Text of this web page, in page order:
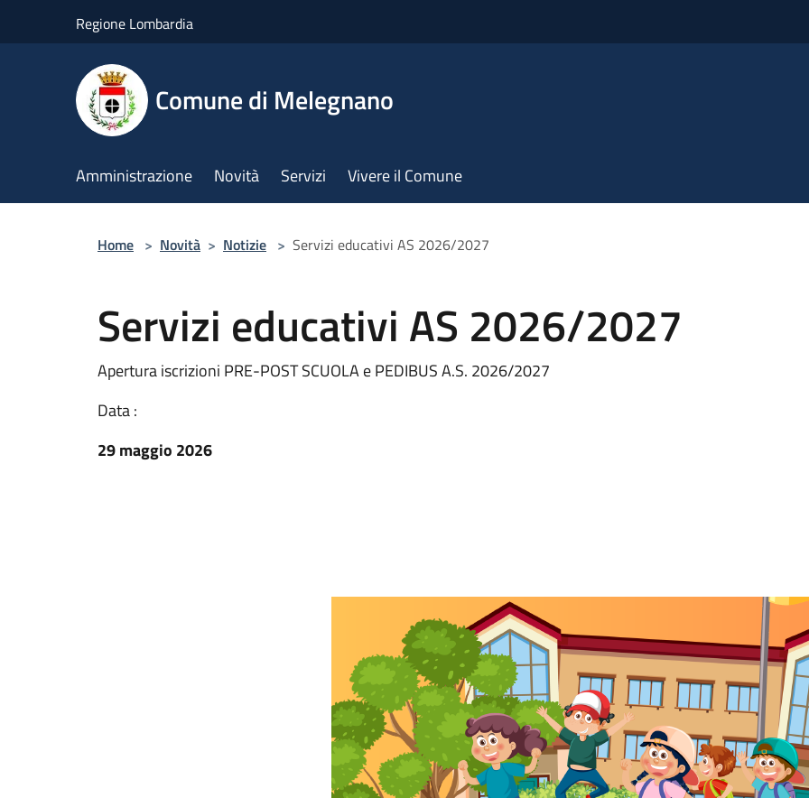
Regione Lombardia
Comune di Melegnano
Amministrazione Novità Servizi Vivere il Comune
Home > Novità > Notizie > Servizi educativi AS 2026/2027
Servizi educativi AS 2026/2027
Apertura iscrizioni PRE-POST SCUOLA e PEDIBUS A.S. 2026/2027
Data :
29 maggio 2026